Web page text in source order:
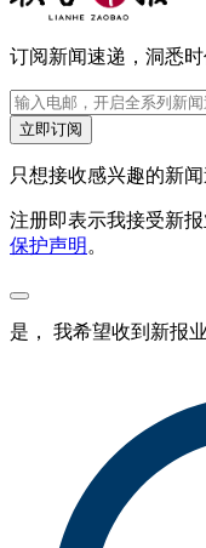
订阅新闻速递，洞悉时
立即订阅
只想接收感兴趣的新
注册即表示我接受新
保护声明。
是， 我希望收到新报